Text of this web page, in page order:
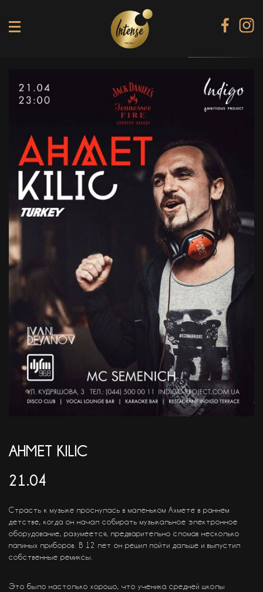
SHINE КАРАОКЕ БАР
SECRET ROOM
МЕНЮ
ГАЛЕРЕЯ
КОНТАКТИ
АКЦІЇ
AHMET KILIC
21.04
Страсть к музыке проснулась в маленьком Ахмете в раннем
детстве, когда он начал собирать музыкальное электронное
оборудование, разумеется, предварительно сломав несколько
папиных приборов. В 12 лет он решил пойти дальше и выпустил
собственные ремиксы.
Это было настолько хорошо, что ученика средней школы